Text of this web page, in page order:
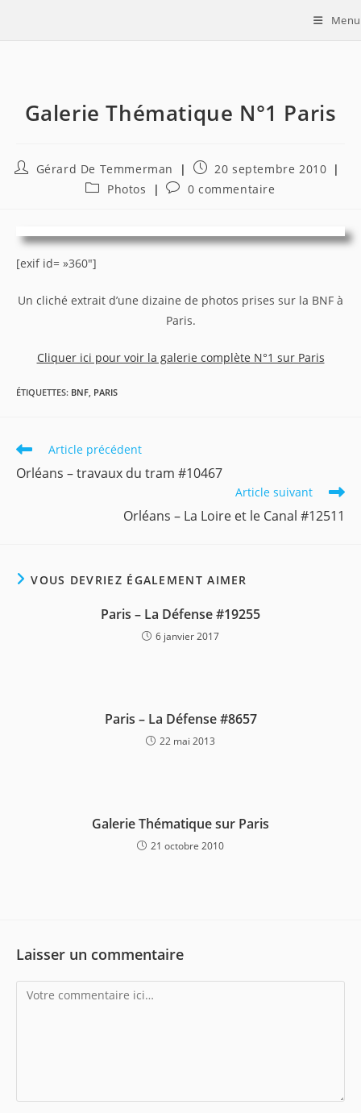
Menu
Galerie Thématique N°1 Paris
Auteur/autrice
Gérard De Temmerman
Publication
publiée :
20 septembre 2010
PostPhotos
Commentaires
publication :
0 commentaire
[exif id= »360″]
Un cliché extrait d’une dizaine de photos prises sur la BNF à
Paris.
Cliquer ici pour voir la galerie complète N°1 sur Paris
ÉTIQUETTES: BNF, PARIS
Read
more
articles
Article précédent
Orléans – travaux du tram #10467
Article suivant
Orléans – La Loire et le Canal #12511
VOUS DEVRIEZ ÉGALEMENT AIMER
Paris – La Défense #19255
6 janvier 2017
Paris – La Défense #8657
22 mai 2013
Galerie Thématique sur Paris
21 octobre 2010
Laisser un commentaire
Comment